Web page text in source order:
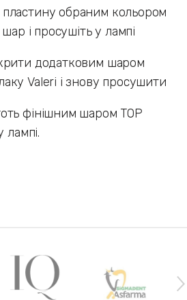
пластину обраним кольором
і просушіть у лампі
додатковим шаром
Valeri і знову просушити
фінішним шаром TOP
лампі.